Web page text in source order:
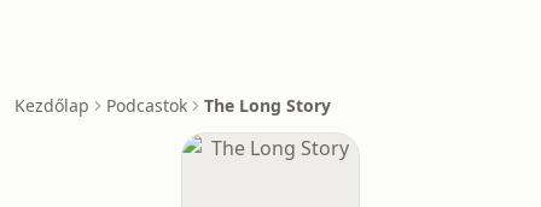
Kezdőlap Podcastok The Long Story